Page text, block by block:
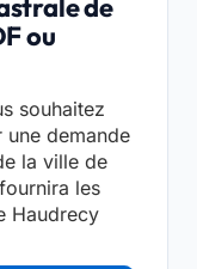
de
ou
souhaitez
demande
la ville de
les
Haudrecy